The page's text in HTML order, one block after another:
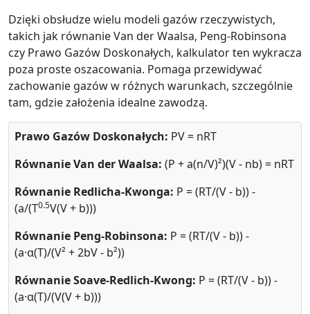
Dzięki obsłudze wielu modeli gazów rzeczywistych,
takich jak równanie Van der Waalsa, Peng-Robinsona
czy Prawo Gazów Doskonałych, kalkulator ten wykracza
poza proste oszacowania. Pomaga przewidywać
zachowanie gazów w różnych warunkach, szczególnie
tam, gdzie założenia idealne zawodzą.
Prawo Gazów Doskonałych: PV = nRT
Równanie Van der Waalsa: (P + a(n/V)²)(V - nb) = nRT
Równanie Redlicha-Kwonga: P = (RT/(V - b)) -
(a/(T0.5V(V + b)))
Równanie Peng-Robinsona: P = (RT/(V - b)) -
(a·α(T)/(V² + 2bV - b²))
Równanie Soave-Redlich-Kwong: P = (RT/(V - b)) -
(a·α(T)/(V(V + b)))